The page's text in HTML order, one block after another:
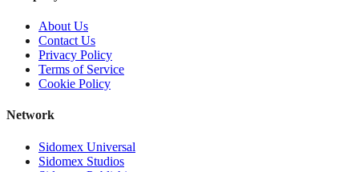
About Us
Contact Us
Privacy Policy
Terms of Service
Cookie Policy
Network
Sidomex Universal
Sidomex Studios